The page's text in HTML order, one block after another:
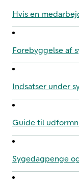
Hvis en
Forebyggelse af
Indsatser under
Guide til
Sygedagpenge